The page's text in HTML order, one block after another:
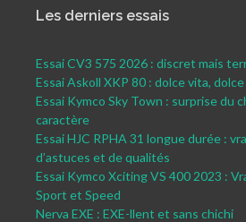
Les derniers essais
Essai CV3 575 2026 : discret mais
Essai Askoll XKP 80 : dolce vita, dolce
Essai Kymco Sky Town : surprise du
caractère
Essai HJC RPHA 31 longue durée :
d’astuces et de qualités
Essai Kymco Xciting VS 400 2023 :
Sport et Speed
Nerva EXE : EXE-llent et sans chichi